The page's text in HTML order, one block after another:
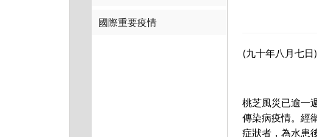
國際重要疫情
(九十年八月七日)
桃芝風災已逾一
傳染病疫情。經
症狀者，為水患